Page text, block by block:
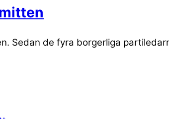
Sedan de fyra borgerliga